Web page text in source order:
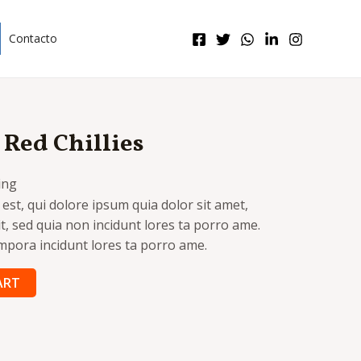
Contacto
Chillies
qui dolore ipsum quia dolor sit amet,
sed quia non incidunt lores ta porro ame.
incidunt lores ta porro ame.